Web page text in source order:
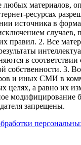
любых материалов,
ресурсах
источника в
случаев,
правил. 2. Все
в соответствии
собственности. 3.
и иных СМИ в
целях, а равно их
модифицирование
запрещены.